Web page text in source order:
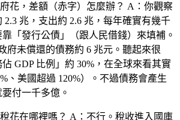
花，差額（赤字）怎麼辦？ A：你觀察
2.3 兆，支出約 2.6 兆，每年確實有幾千
「發行公債」（跟人民借錢）來填補。
府未償還的債務約 6 兆元。聽起來很
GDP 比例」約 30%，在全球來看其實
、美國超過 120%）。不過債務會產生
付一千多億。
花在哪裡嗎？ A：不行。稅收進入國庫